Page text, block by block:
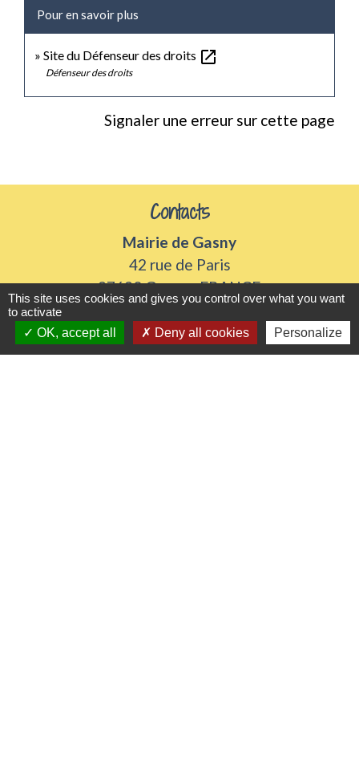
Pour en savoir plus
Site du Défenseur des droits open_in_new
Défenseur des droits
Signaler une erreur sur cette page
Contacts
Mairie de Gasny
42 rue de Paris
27620 Gasny - FRANCE
+33 2 32 77 54 50
Contact par formulaire
This site uses cookies and gives you control over what you want
to activate
OK, accept all
Deny all cookies Personalize